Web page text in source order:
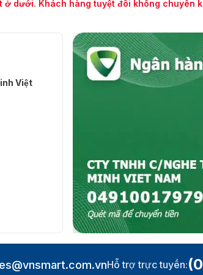
dưới. Khách hàng tuyệt đối không chuyển
Việt
Hỗ trợ trực tuyến: